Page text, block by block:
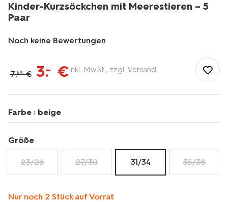
Kinder-Kurzsöckchen mit Meerestieren – 5
Paar
Noch keine Bewertungen
de/kind/kindersocken-
kinderstrumpfhosen/kindersocken/kinder-
mit-
meerestieren-
%E2%80%93-
paar-
4320863.html
7.69 € 3.– €inkl. MwSt., zzgl. Versand
Farbe : beige
Größe
23/26 27/30 31/34 35/38
Nur noch 2 Stück auf Vorrat